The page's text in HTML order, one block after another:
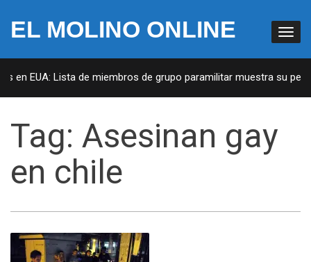
EL MOLINO ONLINE
en EUA: Lista de miembros de grupo paramilitar muestra su
Tag: Asesinan gay
en chile